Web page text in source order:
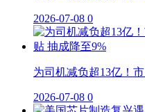
2026-07-08 0
为司机减负超13亿！
2026-07-08 0